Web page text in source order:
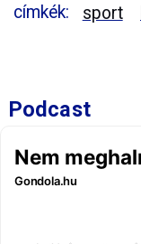
címkék: sport
Podcast